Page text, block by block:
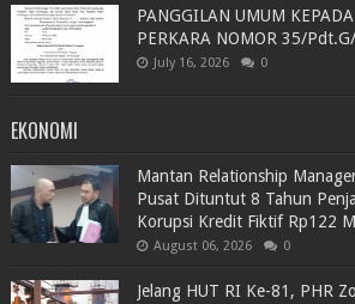
PANGGILAN UMUM
PERKARA NOMOR 35/
July 16, 2026 0
EKONOMI
Mantan Relationship
Pusat Dituntut 8 Tahun
Korupsi Kredit Fiktif Rp122
August 06, 2026 0
Jelang HUT RI Ke-81, PHR